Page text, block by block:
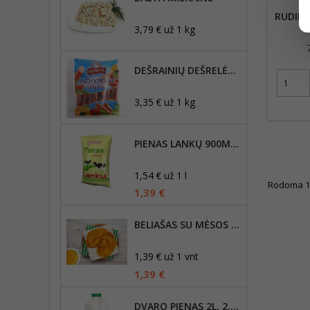
3,79 € už 1 kg
DEŠRAINIŲ DEŠRELĖS HOT DOG
3,35 € už 1 kg
PIENAS LANKŲ 900ML, 2,5% RIEBUMO
1,54 € už 1 l
1,39 €
BELIAŠAS SU MĖSOS ĮDARU 1VNT
1,39 € už 1 vnt
1,39 €
DVARO PIENAS 2L, 2.5% RIEBUMO
Rodoma